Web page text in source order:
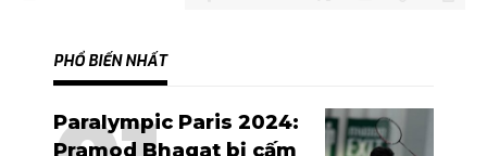
PHỔ BIẾN NHẤT
Paralympic Paris 2024:
Pramod Bhagat bị cấm